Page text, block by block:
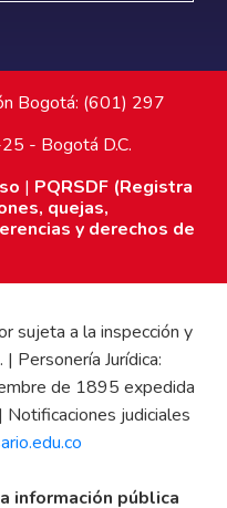
Bogotá: (601) 297
- Bogotá D.C.
| PQRSDF (Registra
quejas,
y derechos de
sujeta a la inspección y
Personería Jurídica:
de 1895 expedida
judiciales
información pública